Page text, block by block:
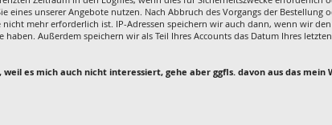
eines unserer Angebote nutzen. Nach Abbruch des Vorgangs der Bestellung
nicht mehr erforderlich ist. IP-Adressen speichern wir auch dann, wenn wir
Außerdem speichern wir als Teil Ihres Accounts das Datum Ihres
weil es mich auch nicht interessiert, gehe aber ggfls. davon aus das